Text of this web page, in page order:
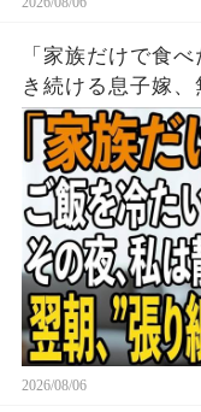
「家族だけで食
き続ける息子嫁
って姿を消した→
顔面蒼白に
2026/08/06